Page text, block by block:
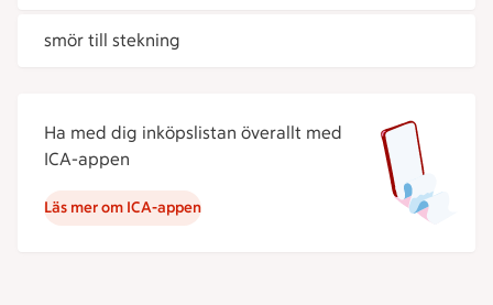
smör till stekning
Ha med dig inköpslistan överallt med
ICA-appen
Läs mer om ICA-appen